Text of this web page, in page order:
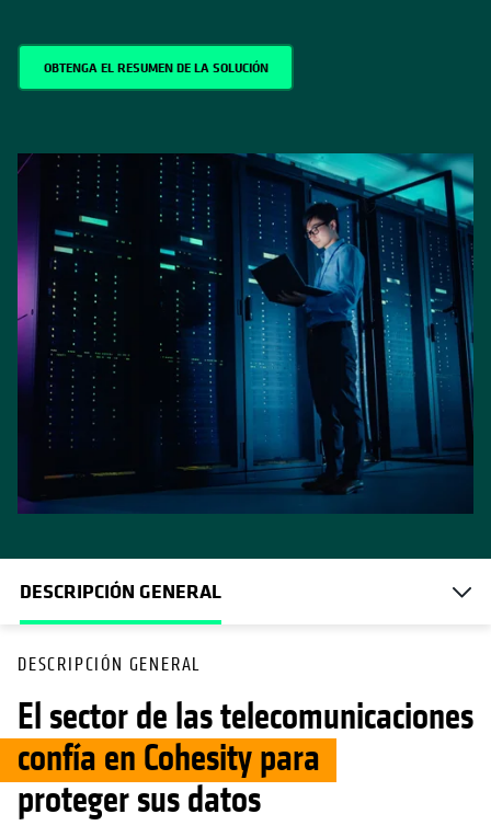
OBTENGA EL RESUMEN DE LA SOLUCIÓN
DESCRIPCIÓN GENERAL
DESCRIPCIÓN GENERAL
El sector de las telecomunicaciones
confía en Cohesity para
proteger sus datos